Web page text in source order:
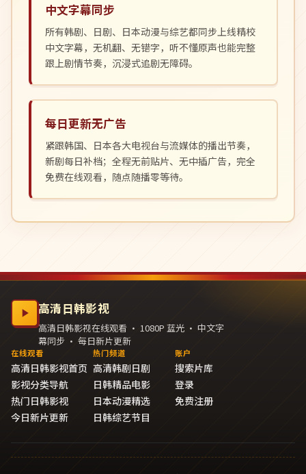
中文字幕同步
所有韩剧、日剧、日本动漫与综艺都同步上线精校
中文字幕，无机翻、无错字，听不懂原声也能完整
跟上剧情节奏，沉浸式追剧无障碍。
每日更新无广告
紧跟韩国、日本各大电视台与流媒体的播出节奏，
新剧每日补档；全程无前贴片、无中插广告，完全
免费在线观看，随点随播零等待。
高清日韩影视
高清日韩影视在线观看 · 1080P 蓝光 · 中文字
幕同步 · 每日新片更新
在线观看
高清日韩影视首页
影视分类导航
热门日韩影视
今日新片更新
热门频道
高清韩剧日剧
日韩精品电影
日本动漫精选
日韩综艺节目
账户
搜索片库
登录
免费注册